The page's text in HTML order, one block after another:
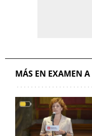
MÁS EN EXAMEN